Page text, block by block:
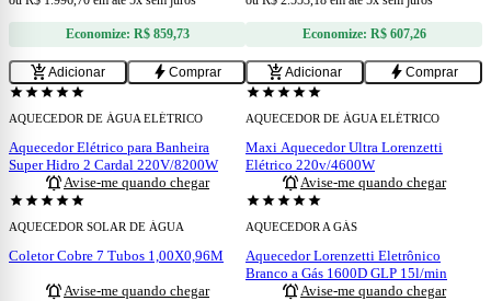
Economize: R$ 859,73
add_shopping_cartAdicionar bolt Comprar
Economize: R$ 607,26
add_shopping_cartAdicionar bolt Comprar
ESGOTADO
starstarstarstarstar
AQUECEDOR DE ÁGUA ELÉTRICO
Aquecedor Elétrico para Banheira
Super Hidro 2 Cardal 220V/8200W
notifications_active Avise-me quando chegar
ESGOTADO
starstarstarstarstar
AQUECEDOR DE ÁGUA ELÉTRICO
Maxi Aquecedor Ultra Lorenzetti
Elétrico 220v/4600W
notifications_active Avise-me quando chegar
ESGOTADO
starstarstarstarstar
AQUECEDOR SOLAR DE ÁGUA
Coletor Cobre 7 Tubos 1,00X0,96M
notifications_active Avise-me quando chegar
ESGOTADO
starstarstarstarstar
AQUECEDOR A GÁS
Aquecedor Lorenzetti Eletrônico
Branco a Gás 1600D GLP 15l/min
notifications_active Avise-me quando chegar